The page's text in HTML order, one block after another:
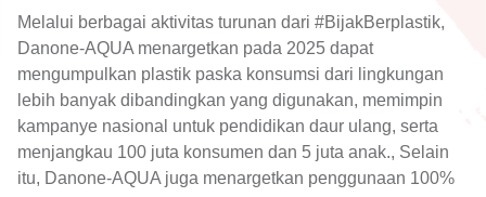
Melalui berbagai aktivitas turunan dari #BijakBerplastik,
Danone-AQUA menargetkan pada 2025 dapat
mengumpulkan plastik paska konsumsi dari lingkungan
lebih banyak dibandingkan yang digunakan, memimpin
kampanye nasional untuk pendidikan daur ulang, serta
menjangkau 100 juta konsumen dan 5 juta anak., Selain
itu, Danone-AQUA juga menargetkan penggunaan 100%